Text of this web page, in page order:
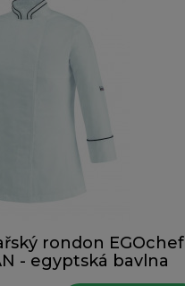
rondon EGOchef
- egyptská bavlna